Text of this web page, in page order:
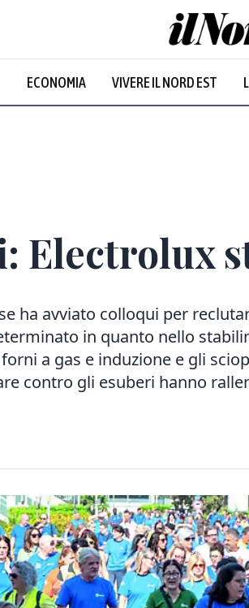
ECONOMIA VIVERE IL NORD EST
Electrolux
ha avviato colloqui per
in quanto nello
a gas e induzione e gli
contro gli esuberi hanno